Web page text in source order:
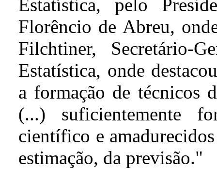
Estatística, pelo
Florêncio de Abreu,
Filchtiner, Secretário-
Estatística, onde
a formação de técnicos
(...) suficientemente
científico e
estimação, da previsão."